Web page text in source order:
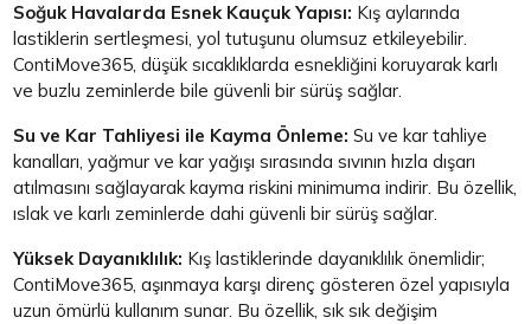
Soğuk Havalarda Esnek Kauçuk Yapısı: Kış aylarında
lastiklerin sertleşmesi, yol tutuşunu olumsuz etkileyebilir.
ContiMove365, düşük sıcaklıklarda esnekliğini koruyarak karlı
ve buzlu zeminlerde bile güvenli bir sürüş sağlar.
Su ve Kar Tahliyesi ile Kayma Önleme:Su ve kar tahliye
kanalları, yağmur ve kar yağışı sırasında sıvının hızla dışarı
atılmasını sağlayarak kayma riskini minimuma indirir. Bu özellik,
ıslak ve karlı zeminlerde dahi güvenli bir sürüş sağlar.
Yüksek Dayanıklılık: Kış lastiklerinde dayanıklılık önemlidir;
ContiMove365, aşınmaya karşı direnç gösteren özel yapısıyla
uzun ömürlü kullanım sunar. Bu özellik, sık sık değişim